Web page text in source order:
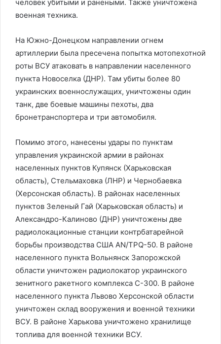
человек убитыми и ранеными. Также уничтожена
военная техника.
На Южно-Донецком направлении огнем
артиллерии была пресечена попытка мотопехотной
роты ВСУ атаковать в направлении населенного
пункта Новоселка (ДНР). Там убиты более 80
украинских военнослужащих, уничтожены один
танк, две боевые машины пехоты, два
бронетранспортера и три автомобиля.
Помимо этого, нанесены удары по пунктам
управления украинской армии в районах
населенных пунктов Купянск (Харьковская
область), Стельмаховка (ЛНР) и Чернобаевка
(Херсонская область). В районах населенных
пунктов Зеленый Гай (Харьковская область) и
Александро-Калиново (ДНР) уничтожены две
радиолокационные станции контрбатарейной
борьбы производства США AN/TPQ-50. В районе
населенного пункта Вольнянск Запорожской
области уничтожен радиолокатор украинского
зенитного ракетного комплекса С-300. В районе
населенного пункта Львово Херсонской области
уничтожен склад вооружения и военной техники
ВСУ. В районе Харькова уничтожено хранилище
топлива для военной техники ВСУ.